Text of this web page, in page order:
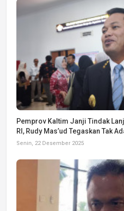
Pemprov Kaltim Janji Tindak
RI, Rudy Mas’ud Tegaskan Tak
Senin, 22 Desember 2025